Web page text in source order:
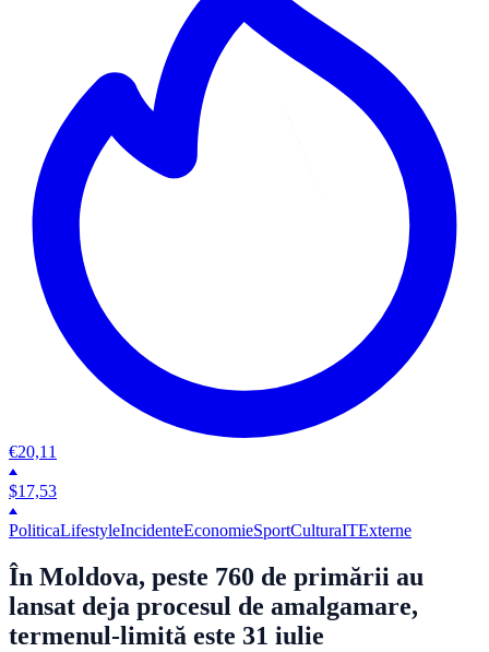
€20,11
$17,53
PoliticaLifestyleIncidenteEconomieSportCulturaITExterne
În Moldova, peste 760 de primării au
lansat deja procesul de amalgamare,
termenul-limită este 31 iulie